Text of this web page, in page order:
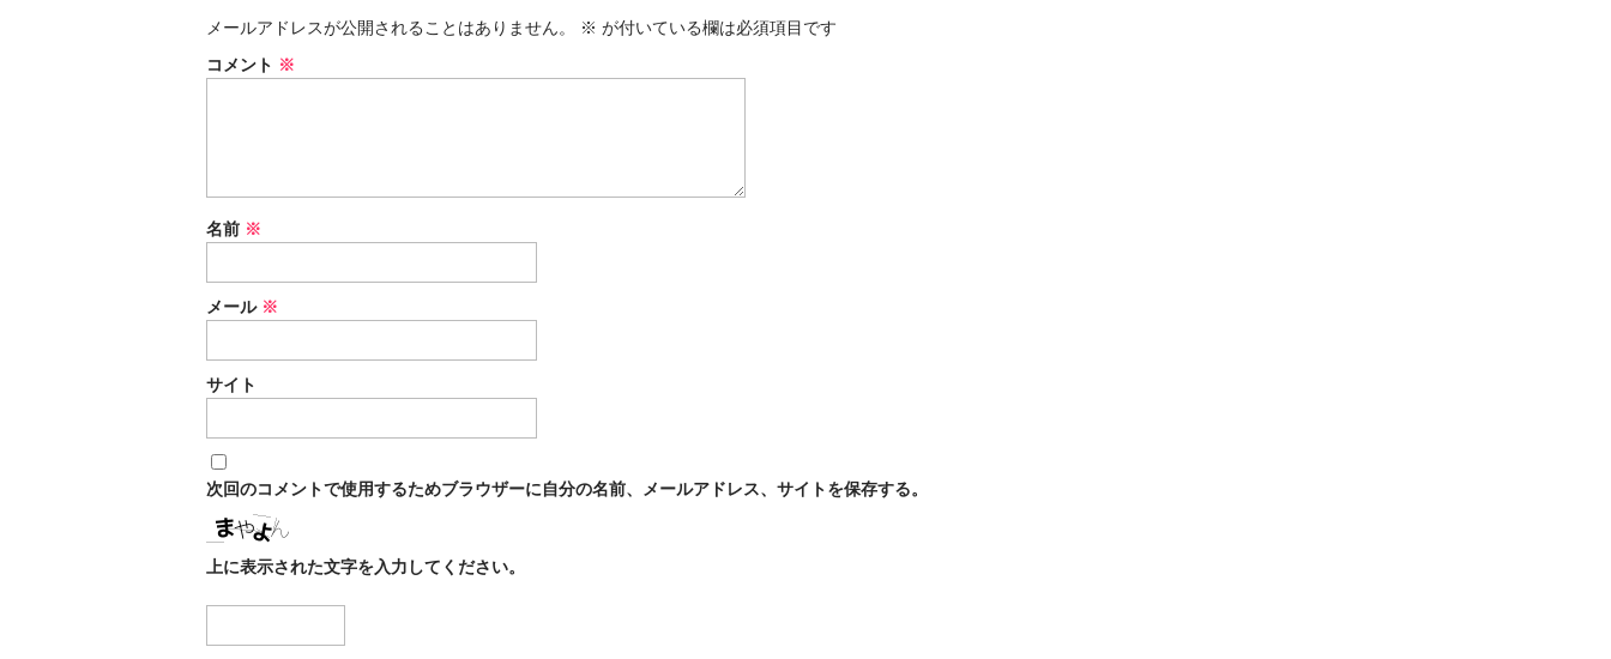
メールアドレスが公開されることはありません。
※ が付いている欄は必須項目です
コメント ※
名前 ※
メール ※
サイト
次回のコメントで使用するためブラウザーに自分の名前、メールアドレス、サイトを保存する。
上に表示された文字を入力してください。